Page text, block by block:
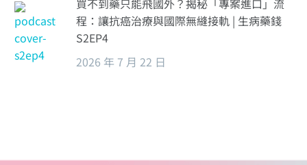
程：讓抗癌治療與國際無縫接軌 | 生病藥錢
S2EP4
2026 年 7 月 22 日